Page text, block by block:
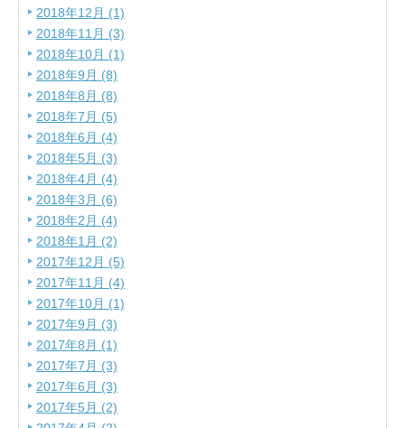
2018年12月 (1)
2018年11月 (3)
2018年10月 (1)
2018年9月 (8)
2018年8月 (8)
2018年7月 (5)
2018年6月 (4)
2018年5月 (3)
2018年4月 (4)
2018年3月 (6)
2018年2月 (4)
2018年1月 (2)
2017年12月 (5)
2017年11月 (4)
2017年10月 (1)
2017年9月 (3)
2017年8月 (1)
2017年7月 (3)
2017年6月 (3)
2017年5月 (2)